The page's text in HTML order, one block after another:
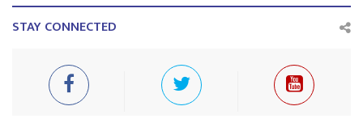
STAY CONNECTED